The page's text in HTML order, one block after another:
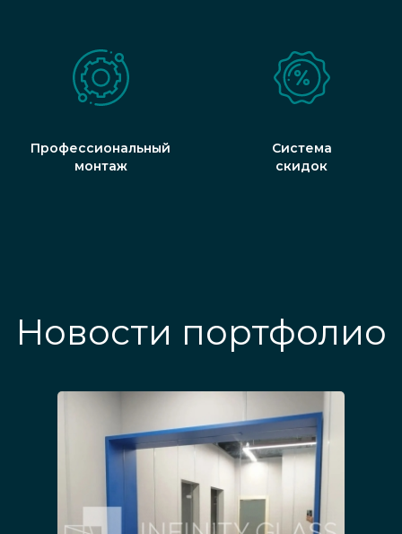
Профессиональный
монтаж
Система
скидок
Новости портфолио